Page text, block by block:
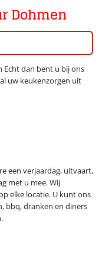
Dohmen
Echt dan bent u bij ons
uw keukenzorgen uit
een verjaardag, uitvaart,
met u mee. Wij
elke locatie. U kunt ons
bbq, dranken en diners